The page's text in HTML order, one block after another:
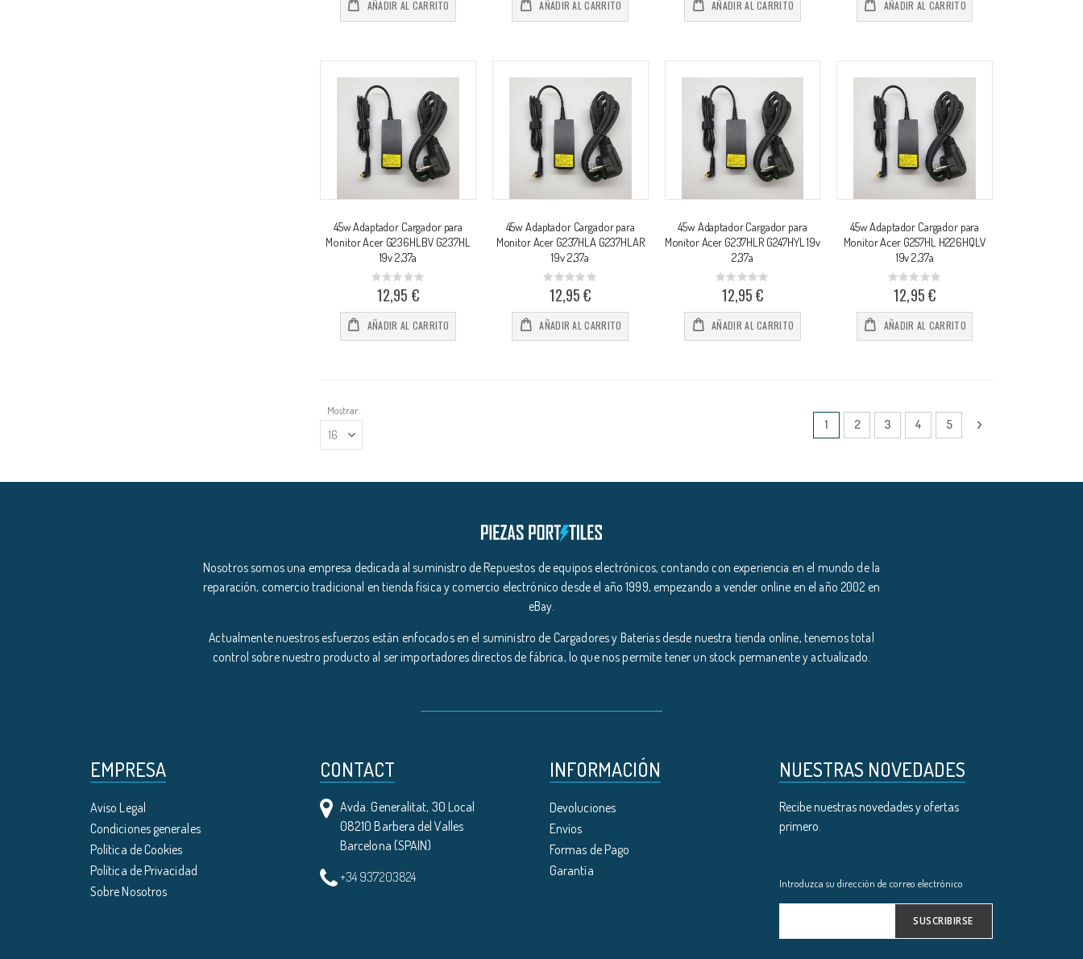
AÑADIR AL CARRITO AÑADIR AL CARRITO AÑADIR AL CARRITO AÑADIR AL CARRITO
45w Adaptador Cargador para
Monitor Acer G236HLBV G237HL
19v 2,37a
Rating:
0%
12,95 €
AÑADIR AL CARRITO
45w Adaptador Cargador para
Monitor Acer G237HLA G237HLAR
19v 2,37a
Rating:
0%
12,95 €
AÑADIR AL CARRITO
45w Adaptador Cargador para
Monitor Acer G237HLR G247HYL 19v
2,37a
Rating:
0%
12,95 €
AÑADIR AL CARRITO
45w Adaptador Cargador para
Monitor Acer G257HL H226HQLV
19v 2,37a
Rating:
0%
12,95 €
AÑADIR AL CARRITO
Página
Actualmente estás leyendo página
1 Página
2 Página
3 Página
4 Página
5 Página
Siguiente
Mostrar
Nosotros somos una empresa dedicada al suministro de Repuestos de equipos electrónicos, contando con experiencia en el mundo de la
reparación, comercio tradicional en tienda física y comercio electrónico desde el año 1999, empezando a vender online en el año 2002 en
eBay.
Actualmente nuestros esfuerzos están enfocados en el suministro de Cargadores y Baterías desde nuestra tienda online, tenemos total
control sobre nuestro producto al ser importadores directos de fábrica, lo que nos permite tener un stock permanente y actualizado.
EMPRESA
Aviso Legal
Condiciones generales
Política de Cookies
Política de Privacidad
Sobre Nosotros
CONTACT
Avda. Generalitat, 30 Local
08210 Barbera del Valles
Barcelona (SPAIN)
+34 937203824
INFORMACIÓN
Devoluciones
Envíos
Formas de Pago
Garantía
NUESTRAS NOVEDADES
Recibe nuestras novedades y ofertas
primero.
Introduzca su dirección de correo electrónico
SUSCRIBIRSE